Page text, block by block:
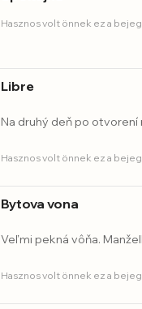
Hasznos volt önnek ez a
Libre
Na druhý deň po otvorení
Hasznos volt önnek ez a
Bytova vona
Veľmi pekná vôňa.
Hasznos volt önnek ez a